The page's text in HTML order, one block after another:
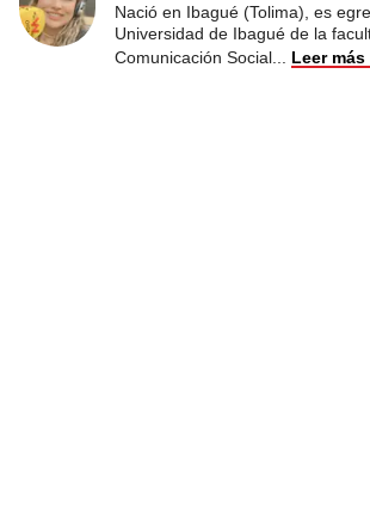
Nació en Ibagué (Tolima), es
Universidad de Ibagué de la
Comunicación Social
Leer más